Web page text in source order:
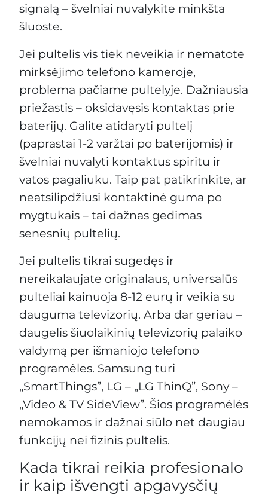
signalą – švelniai nuvalykite minkšta
šluoste.
Jei pultelis vis tiek neveikia ir nematote
mirksėjimo telefono kameroje,
problema pačiame pultelyje. Dažniausia
priežastis – oksidavęsis kontaktas prie
baterijų. Galite atidaryti pultelį
(paprastai 1-2 varžtai po baterijomis) ir
švelniai nuvalyti kontaktus spiritu ir
vatos pagaliuku. Taip pat patikrinkite, ar
neatsilipdžiusi kontaktinė guma po
mygtukais – tai dažnas gedimas
senesnių pultelių.
Jei pultelis tikrai sugedęs ir
nereikalaujate originalaus, universalūs
pulteliai kainuoja 8-12 eurų ir veikia su
dauguma televizorių. Arba dar geriau –
daugelis šiuolaikinių televizorių palaiko
valdymą per išmaniojo telefono
programėles. Samsung turi
„SmartThings”, LG – „LG ThinQ”, Sony –
„Video & TV SideView”. Šios programėlės
nemokamos ir dažnai siūlo net daugiau
funkcijų nei fizinis pultelis.
Kada tikrai reikia profesionalo
ir kaip išvengti apgavysčių